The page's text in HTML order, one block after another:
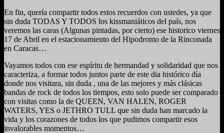
En fin, quería compartir todos estos recuerdos con ustedes, ya que
sin duda TODAS Y TODOS los kissmaniáticos del país, nos
veremos las caras (Algunas pintadas, por cierto) ese historico viernes
17 de Abril en el estacionamiento del Hipodromo de la Rinconada
en Caracas…
Vayamos todos con ese espíritu de hermandad y solidaridad que nos
caracteriza, a formar todos juntos parte de este dia histórico día
donde nos visitara, sin duda , una de las mejores y más clásicas
bandas de rock de todos los tiempos, esto solo puede ser comparado
con visitas como la de QUEEN, VAN HALEN, ROGER
WATERS, YES o JETHRO TULL que sin duda han marcado la
vida y los corazones de todos los que pudimos compartir esos
invalorables momentos…